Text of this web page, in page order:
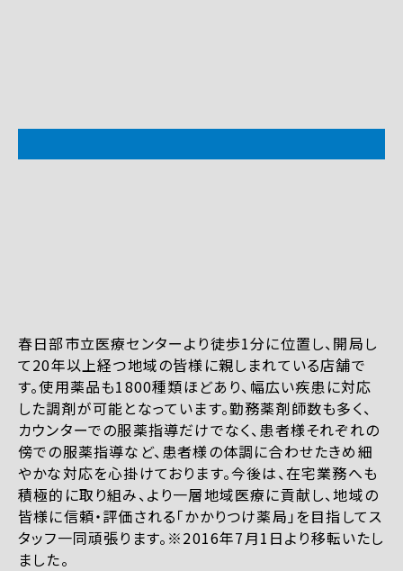
春日部市立医療センターより徒歩1分に位置し、開局し
て20年以上経つ地域の皆様に親しまれている店舗で
す。使用薬品も1800種類ほどあり、幅広い疾患に対応
した調剤が可能となっています。勤務薬剤師数も多く、
カウンターでの服薬指導だけでなく、患者様それぞれの
傍での服薬指導など、患者様の体調に合わせたきめ細
やかな対応を心掛けております。今後は、在宅業務へも
積極的に取り組み、より一層地域医療に貢献し、地域の
皆様に信頼・評価される「かかりつけ薬局」を目指してス
タッフ一同頑張ります。※2016年7月1日より移転いたし
ました。